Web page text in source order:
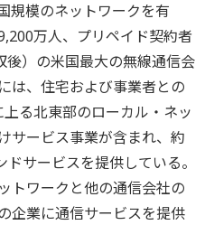
規模のネットワークを有
万人、プリペイド契約者
）の米国最大の無線通信会
は、住宅および事業者との
る北東部のローカル・ネッ
サービス事業が含まれ、約
サービスを提供している。
トワークと他の通信会社の
企業に通信サービスを提供